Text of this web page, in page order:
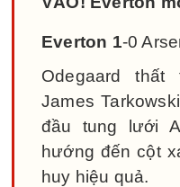
Everton 1-0
Odegaard
James
đầu tung lưới
hướng đến cột
huy hiệu quả.